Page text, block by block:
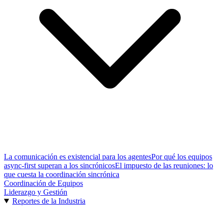
La comunicación es existencial para los agentesPor qué los equipos
async-first superan a los sincrónicosEl impuesto de las reuniones: lo
que cuesta la coordinación sincrónica
Coordinación de Equipos
Liderazgo y Gestión
Reportes de la Industria